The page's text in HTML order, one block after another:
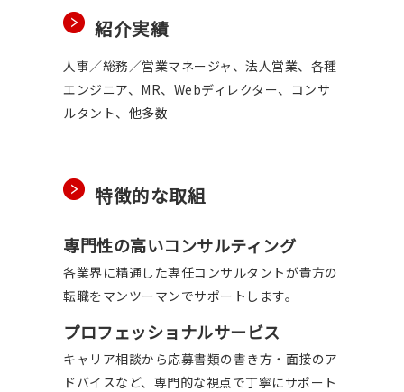
紹介実績
人事／総務／営業マネージャ、法人営業、各種
エンジニア、MR、Webディレクター、コンサ
ルタント、他多数
特徴的な取組
専門性の高いコンサルティング
各業界に精通した専任コンサルタントが貴方の
転職をマンツーマンでサポートします。
プロフェッショナルサービス
キャリア相談から応募書類の書き方・面接のア
ドバイスなど、専門的な視点で丁寧にサポート